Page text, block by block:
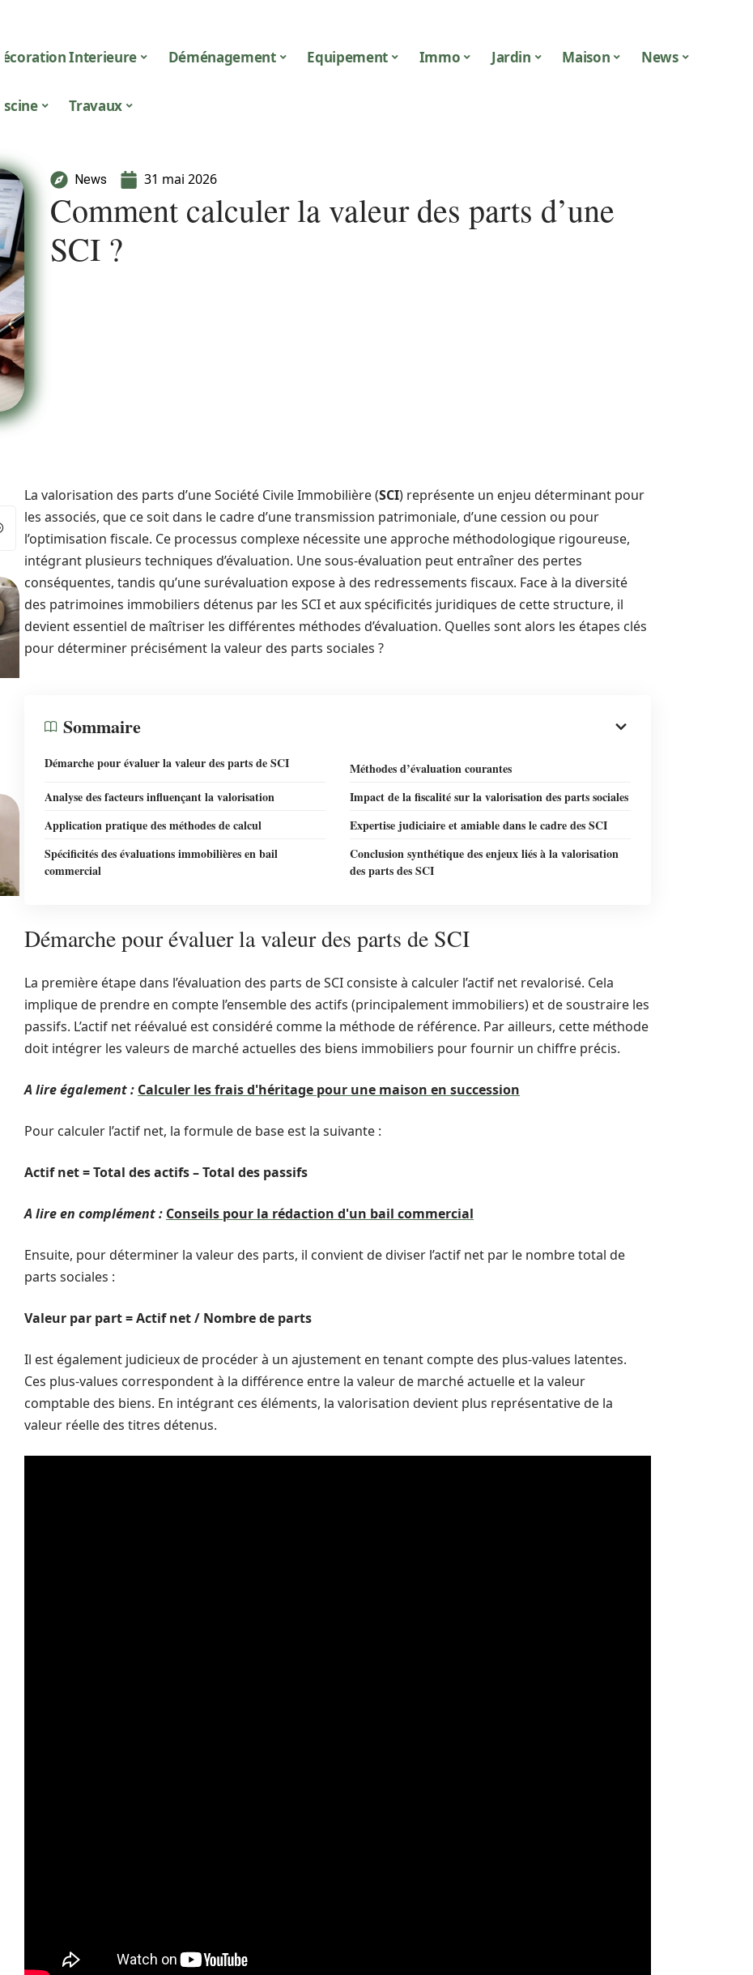
Décoration Interieure Déménagement Equipement Immo Jardin Maison News
Piscine Travaux
News 31 mai 2026
Comment calculer la valeur des parts d’une
SCI ?
La valorisation des parts d’une Société Civile Immobilière (SCI) représente un enjeu déterminant pour
les associés, que ce soit dans le cadre d’une transmission patrimoniale, d’une cession ou pour
l’optimisation fiscale. Ce processus complexe nécessite une approche méthodologique rigoureuse,
intégrant plusieurs techniques d’évaluation. Une sous-évaluation peut entraîner des pertes
conséquentes, tandis qu’une surévaluation expose à des redressements fiscaux. Face à la diversité
des patrimoines immobiliers détenus par les SCI et aux spécificités juridiques de cette structure, il
devient essentiel de maîtriser les différentes méthodes d’évaluation. Quelles sont alors les étapes clés
pour déterminer précisément la valeur des parts sociales ?
Sommaire
Démarche pour évaluer la valeur des parts de SCI
Méthodes d’évaluation courantes
Analyse des facteurs influençant la valorisation
Impact de la fiscalité sur la valorisation des parts sociales
Application pratique des méthodes de calcul
Expertise judiciaire et amiable dans le cadre des SCI
Spécificités des évaluations immobilières en bail
commercial
Conclusion synthétique des enjeux liés à la valorisation
des parts des SCI
Démarche pour évaluer la valeur des parts de SCI
La première étape dans l’évaluation des parts de SCI consiste à calculer l’actif net revalorisé. Cela
implique de prendre en compte l’ensemble des actifs (principalement immobiliers) et de soustraire les
passifs. L’actif net réévalué est considéré comme la méthode de référence. Par ailleurs, cette méthode
doit intégrer les valeurs de marché actuelles des biens immobiliers pour fournir un chiffre précis.
A lire également : Calculer les frais d'héritage pour une maison en succession
Pour calculer l’actif net, la formule de base est la suivante :
Actif net = Total des actifs – Total des passifs
A lire en complément : Conseils pour la rédaction d'un bail commercial
Ensuite, pour déterminer la valeur des parts, il convient de diviser l’actif net par le nombre total de
parts sociales :
Valeur par part = Actif net / Nombre de parts
Il est également judicieux de procéder à un ajustement en tenant compte des plus-values latentes.
Ces plus-values correspondent à la différence entre la valeur de marché actuelle et la valeur
comptable des biens. En intégrant ces éléments, la valorisation devient plus représentative de la
valeur réelle des titres détenus.